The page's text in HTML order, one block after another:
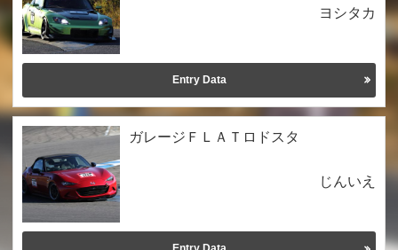
ヨシタカ
Entry Data
ガレージＦＬＡＴロドスタ
じんいえ